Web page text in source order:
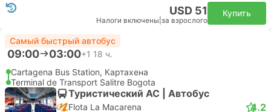
USD 51
Налоги включены за взрослого
Купить
Самый быстрый автобус
09:00 03:00+1 18 ч.
Cartagena Bus Station, Картахена
Terminal de Transport Salitre Bogota
Туристический AC | Автобус
Flota La Macarena 4.2